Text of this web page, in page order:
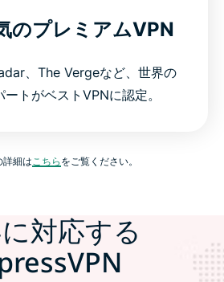
のプレミアムVPN
、The Vergeなど、世界の
トがベストVPNに認定。
細はこちら をご覧ください。
対応する